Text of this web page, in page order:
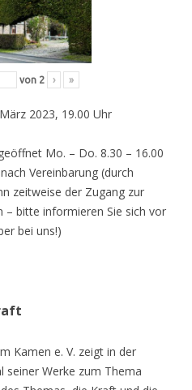
von 2 › »
2023, 19.00 Uhr
Mo. – Do. 8.30 – 16.00
Vereinbarung (durch
zeitweise der Zugang zur
– bitte informieren Sie sich vor
bei uns!)
Kamen e. V. zeigt in der
seiner Werke zum Thema